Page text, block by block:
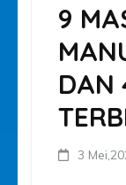
9
DAN
3